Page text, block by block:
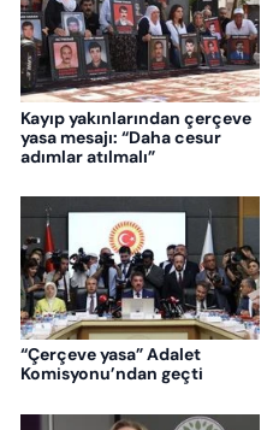
Kayıp yakınlarından çerçeve
yasa mesajı: “Daha cesur
adımlar atılmalı”
“Çerçeve yasa” Adalet
Komisyonu’ndan geçti